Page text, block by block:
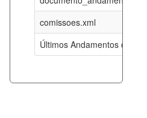
comissoes.xml
Últimos Andamentos de
07-08-
07-08-